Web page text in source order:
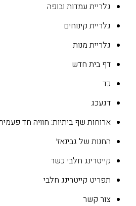
גלריית עמדות ובופה
גלריית קינוחים
גלריית מנות
דף בית חדש
כד
דגעכג
ארוחות שף ביתיות: חוויה חד
החנות של גבינאז׳
קייטרינג חלבי כשר
תפריט קייטרינג חלבי
צור קשר